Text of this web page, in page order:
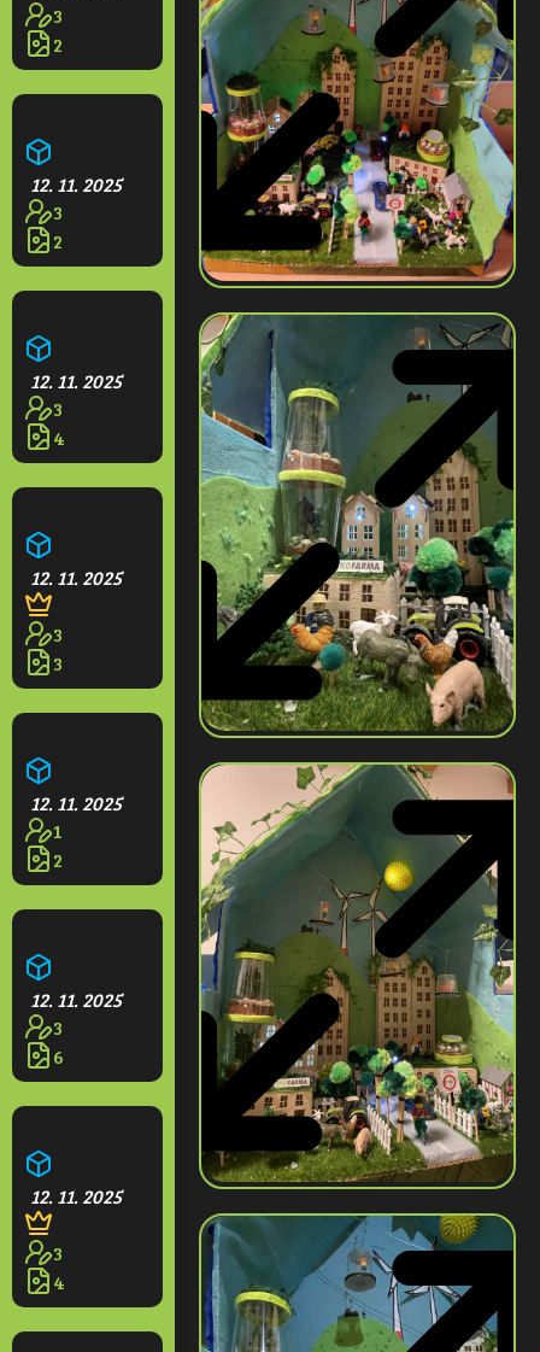
3
2
Budoucí město v Praze
12. 11. 2025
3
2
12. 11. 2025
3
4
Psí město na moři
12. 11. 2025
3
3
Město farmářů Rabu land
12. 11. 2025
1
2
12. 11. 2025
3
6
12. 11. 2025
3
4